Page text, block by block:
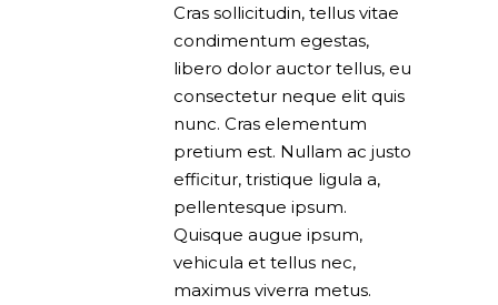
Cras sollicitudin, tellus vitae
condimentum egestas,
libero dolor auctor tellus, eu
consectetur neque elit quis
nunc. Cras elementum
pretium est. Nullam ac justo
efficitur, tristique ligula a,
pellentesque ipsum.
Quisque augue ipsum,
vehicula et tellus nec,
maximus viverra metus.